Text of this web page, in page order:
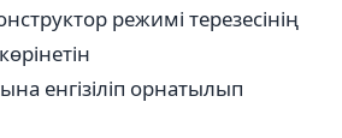
режимі терезесінің
енгізіліп орнатылып